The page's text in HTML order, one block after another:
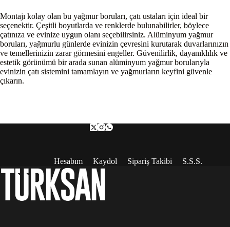
Montajı kolay olan bu yağmur boruları, çatı ustaları için ideal bir
seçenektir. Çeşitli boyutlarda ve renklerde bulunabilirler, böylece
çatınıza ve evinize uygun olanı seçebilirsiniz. Alüminyum yağmur
boruları, yağmurlu günlerde evinizin çevresini kurutarak duvarlarınızın
ve temellerinizin zarar görmesini engeller. Güvenilirlik, dayanıklılık ve
estetik görünümü bir arada sunan alüminyum yağmur borularıyla
evinizin çatı sistemini tamamlayın ve yağmurların keyfini güvenle
çıkarın.
Hesabım Kaydol Sipariş Takibi S.S.S.